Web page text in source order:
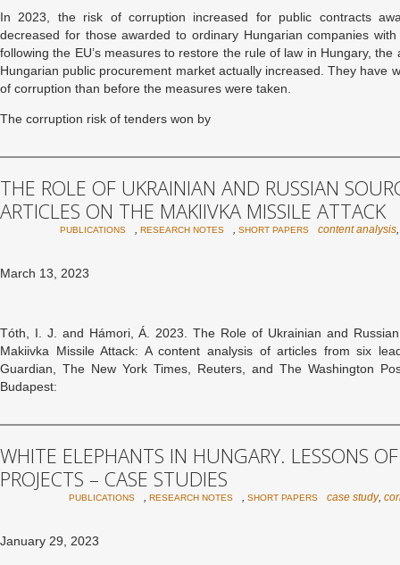
In 2023, the risk of corruption increased for public contracts
decreased for those awarded to ordinary Hungarian companies
following the EU’s measures to restore the rule of law in Hungary,
Hungarian public procurement market actually increased. They have
of corruption than before the measures were taken.
The corruption risk of tenders won by
THE ROLE OF UKRAINIAN AND RUSSIAN
ARTICLES ON THE MAKIIVKA MISSILE ATTACK
PUBLICATIONS , RESEARCH NOTES , SHORT PAPERS content analysis
March 13, 2023
Tóth, I. J. and Hámori, Á. 2023. The Role of Ukrainian and
Makiivka Missile Attack: A content analysis of articles from six
Guardian, The New York Times, Reuters, and The Washington
Budapest:
WHITE ELEPHANTS IN HUNGARY. LESSONS
PROJECTS – CASE STUDIES
PUBLICATIONS , RESEARCH NOTES , SHORT PAPERS case study,
January 29, 2023